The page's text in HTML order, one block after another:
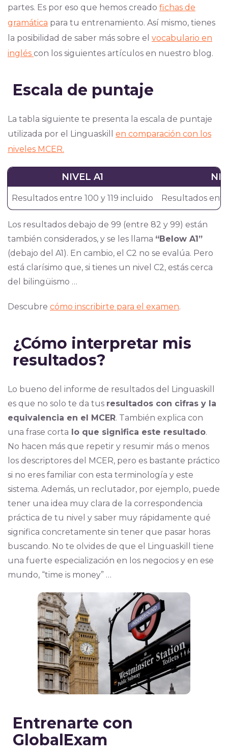
partes. Es por eso que hemos creado fichas de
gramática para tu entrenamiento. Así mismo, tienes
la posibilidad de saber más sobre el vocabulario en
inglés con los siguientes artículos en nuestro blog.
Escala de puntaje
La tabla siguiente te presenta la escala de puntaje
utilizada por el Linguaskill en comparación con los
niveles MCER.
NIVEL A1
Resultados entre 100 y 119 incluido Resultados
Los resultados debajo de 99 (entre 82 y 99) están
también considerados, y se les llama “Below A1”
(debajo del A1). En cambio, el C2 no se evalúa. Pero
está clarísimo que, si tienes un nivel C2, estás cerca
del bilingüismo …
Descubre cómo inscribirte para el examen.
¿Cómo interpretar mis
resultados?
Lo bueno del informe de resultados del Linguaskill
es que no solo te da tus resultados con cifras y la
equivalencia en el MCER. También explica con
una frase corta lo que significa este resultado.
No hacen más que repetir y resumir más o menos
los descriptores del MCER, pero es bastante práctico
si no eres familiar con esta terminología y este
sistema. Además, un reclutador, por ejemplo, puede
tener una idea muy clara de la correspondencia
práctica de tu nivel y saber muy rápidamente qué
significa concretamente sin tener que pasar horas
buscando. No te olvides de que el Linguaskill tiene
una fuerte especialización en los negocios y en ese
mundo, “time is money” …
Entrenarte con
GlobalExam